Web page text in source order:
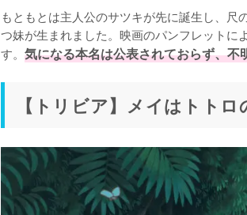
もともとは主人公のサツキが先に誕生し、
つ妹が生まれました。映画のパンフレットに
す。 気になる本名は公表されておらず、不
【トリビア】メイはトトロ